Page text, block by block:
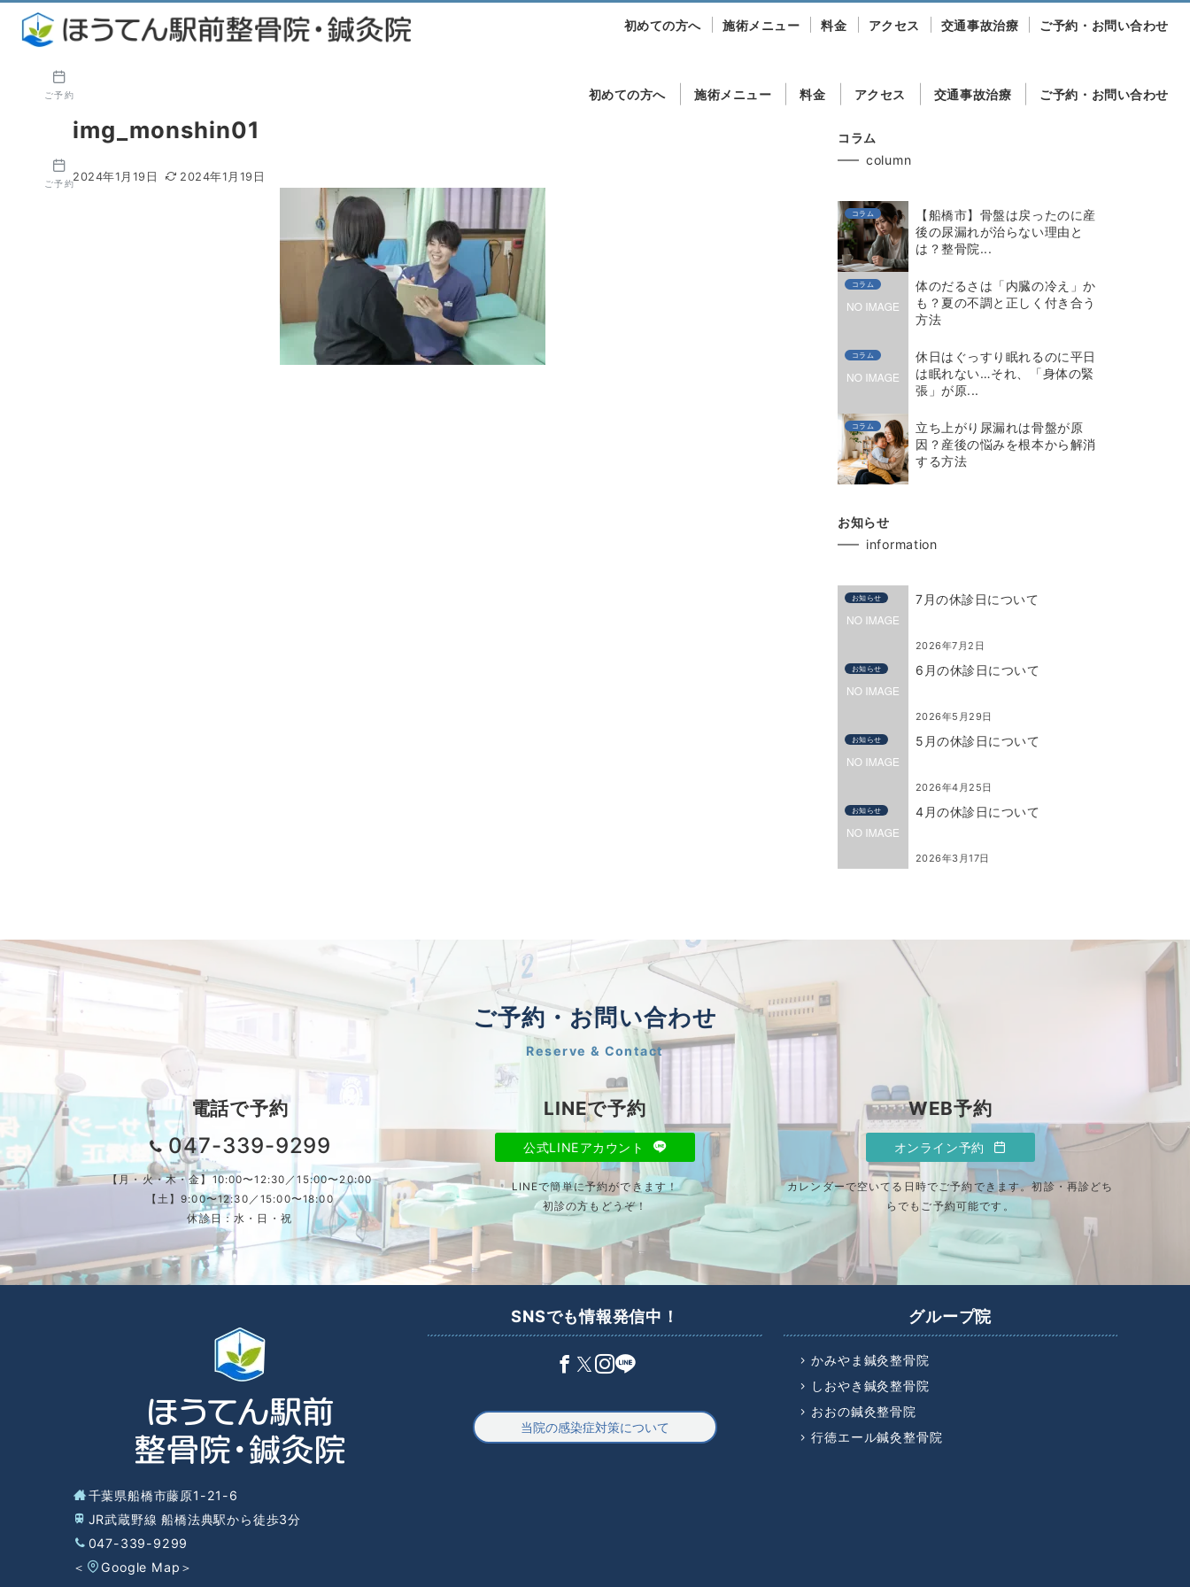
初めての方へ 施術メニュー 料金 アクセス 交通事故治療 ご予約・お問い合わせ
ご予約
初めての方へ 施術メニュー 料金 アクセス 交通事故治療 ご予約・お問い合わせ
ご予約
img_monshin01
2024年1月19日 2024年1月19日
コラム
column
コラム
【船橋市】骨盤は戻ったのに産
後の尿漏れが治らない理由と
は？整骨院...
コラム
体のだるさは「内臓の冷え」か
も？夏の不調と正しく付き合う
方法
コラム
休日はぐっすり眠れるのに平日
は眠れない…それ、「身体の緊
張」が原...
コラム
立ち上がり尿漏れは骨盤が原
因？産後の悩みを根本から解消
する方法
お知らせ
information
お知らせ 7月の休診日について
2026年7月2日
お知らせ 6月の休診日について
2026年5月29日
お知らせ 5月の休診日について
2026年4月25日
お知らせ 4月の休診日について
2026年3月17日
ご予約・お問い合わせ
Reserve & Contact
電話で予約
047-339-9299
【月・火・木・金】10:00〜12:30／15:00〜20:00
【土】9:00〜12:30／15:00〜18:00
休診日：水・日・祝
LINEで予約
公式LINEアカウント
LINEで簡単に予約ができます！
初診の方もどうぞ！
WEB予約
オンライン予約
カレンダーで空いてる日時でご予約できます。初診・再診どち
らでもご予約可能です。
千葉県船橋市藤原1-21-6
JR武蔵野線 船橋法典駅から徒歩3分
047-339-9299
＜
Google Map ＞
SNSでも情報発信中！
当院の感染症対策について
グループ院
かみやま鍼灸整骨院
しおやき鍼灸整骨院
おおの鍼灸整骨院
行徳エール鍼灸整骨院